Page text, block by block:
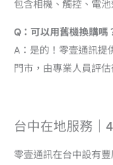
包含相機、觸控、電
Q：可以用舊機換購嗎
A：是的！零壹通訊提
門市，由專業人員評
台中在地服務｜
零壹通訊在台中設有